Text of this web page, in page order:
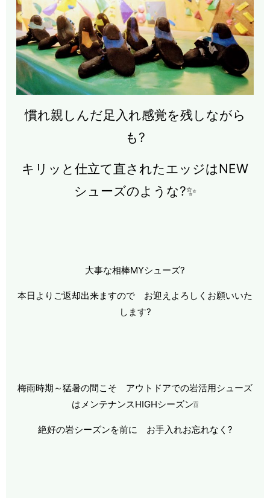
慣れ親しんだ足入れ感覚を残しながら
も?
キリッと仕立て直されたエッジはNEW
シューズのような?✨
大事な相棒MYシューズ?
本日よりご返却出来ますので お迎えよろしくお願いいた
します?
梅雨時期～猛暑の間こそ アウトドアでの岩活用シューズ
はメンテナンスHIGHシーズン❕❕
絶好の岩シーズンを前に お手入れお忘れなく?